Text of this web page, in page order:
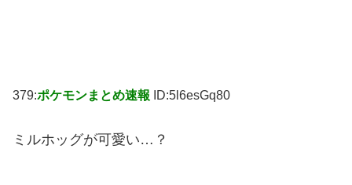
379:ポケモンまとめ速報 ID:5l6esGq80
ミルホッグが可愛い…？